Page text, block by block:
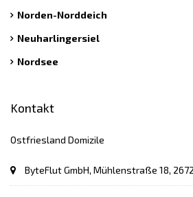
Norden-Norddeich
Neuharlingersiel
Nordsee
Kontakt
Ostfriesland Domizile
ByteFlut GmbH, Mühlenstraße 18,